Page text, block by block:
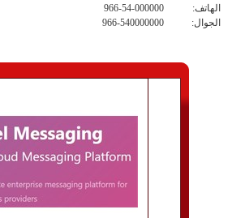
الهاتف:
966-54-000000
الجوال:
966-540000000